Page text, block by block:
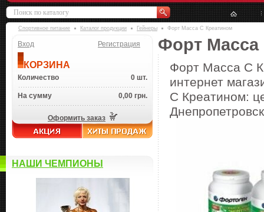
Спортивное питание Каталог продукции Гейнеры Форт Масса С Креатином
Вход Регистрация
КОРЗИНА
Количество 0 шт.
На сумму 0,00 грн.
Оформить заказ
НАШИ ЧЕМПИОНЫ
Форт Масса
Форт Масса С
интернет
С Креатином: